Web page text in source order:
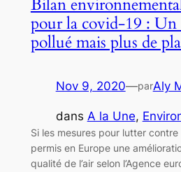
Bilan
pour la covid-19 : Un
pollué mais plus de
Nov 9, 2020—parAly
dans A la Une,
Si les mesures pour lutter
permis en Europe une
qualité de l’air selon l’Agence